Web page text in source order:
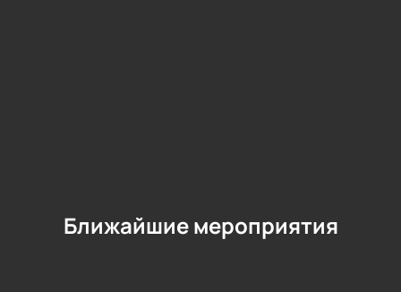
Ближайшие мероприятия